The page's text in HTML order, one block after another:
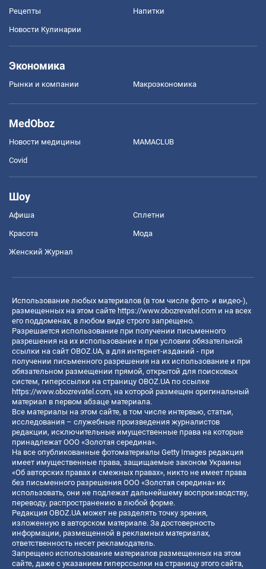
Рецепты Напитки
Новости Кулинарии
Экономика
Рынки и компании Mакроэкономика
MedOboz
Новости медицины MAMACLUB
Covid
Шоу
Афиша Сплетни
Красота Мода
Женский Журнал
Использование любых материалов (в том числе фото- и видео-),
размещенных на этом сайте https://www.obozrevatel.com и на всех
его поддоменах, в любом виде строго запрещено.
Разрешается использование при получении письменного
разрешения на их использование и при условии обязательной
ссылки на сайт OBOZ.UA, а для интернет-изданий - при
получении письменного разрешения на их использование и при
обязательном размещении прямой, открытой для поисковых
систем, гиперссылки на страницу OBOZ.UA по ссылке
https://www.obozrevatel.com, на которой размещен оригинальный
материал в первом абзаце материала.
Все материалы на этом сайте, в том числе интервью, статьи,
исследования – служебные произведения журналистов
редакции, исключительные имущественные права на которые
принадлежат ООО «Золотая середина».
На все опубликованные фотоматериалы Getty Images редакция
имеет имущественные права, защищаемые законом Украины
«Об авторских правах и смежных правах», никто не имеет права
без письменного разрешения ООО «Золотая середина» их
использовать, они не подлежат дальнейшему воспроизводству,
переводу, распространению в любой форме.
Редакция OBOZ.UA может не разделять точку зрения,
изложенную в авторском материале. За достоверность
информации, размещенной в рекламных материалах,
ответственность несет рекламодатель.
Запрещено использование материалов размещенных на этом
сайте, даже с указанием гиперссылки на страницу этого сайта,